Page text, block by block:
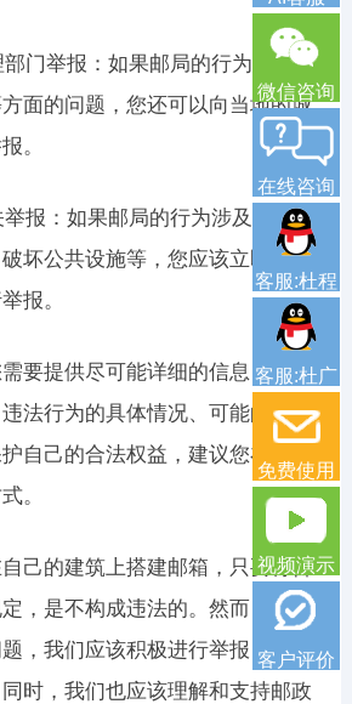
门举报：如果邮局的行为涉及到
面的问题，您还可以向当地的城
。
报：如果邮局的行为涉及到违法
坏公共设施等，您应该立即向当
报。
要提供尽可能详细的信息，包括
法行为的具体情况、可能的证据
自己的合法权益，建议您在举报
。
己的建筑上搭建邮箱，只要符合
，是不构成违法的。然而，如果
，我们应该积极进行举报，维护
时，我们也应该理解和支持邮政
微信咨询
在线咨询
客服:杜程
客服:杜广
免费使用
视频演示
客户评价